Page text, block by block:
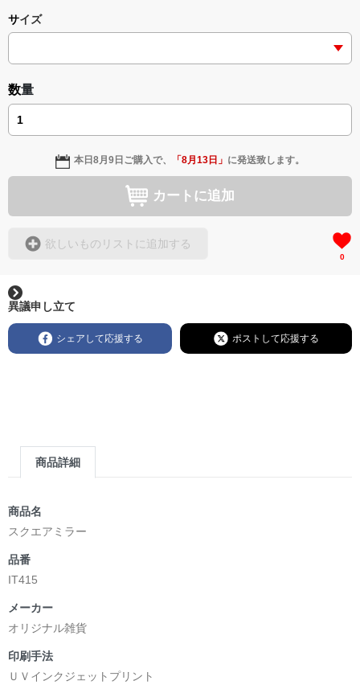
サイズ
数量
本日8月9日 ご購入で、 「8月13日 」 に発送致します。
カートに追加
欲しいものリストに追加する
0
異議申し立て
シェアして応援する ポストして応援する
商品詳細
商品名
スクエアミラー
品番
IT415
メーカー
オリジナル雑貨
印刷手法
ＵＶインクジェットプリント